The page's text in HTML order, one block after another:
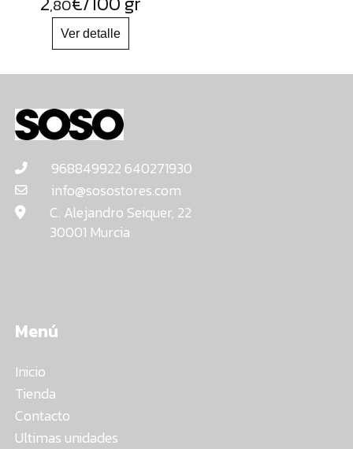
,80
968849922 640271930
info@sosostores.com
C. Alejandro Seiquer, 22
30001 Murcia
Menú
Inicio
Tienda
Contacto
Ultimas unidades